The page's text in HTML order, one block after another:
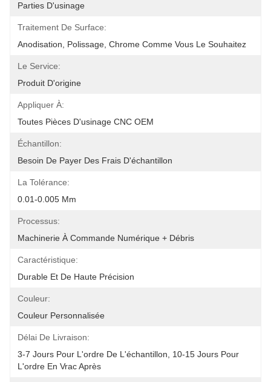
Parties D'usinage
Traitement De Surface:
Anodisation, Polissage, Chrome Comme Vous Le Souhaitez
Le Service:
Produit D'origine
Appliquer À:
Toutes Pièces D'usinage CNC OEM
Échantillon:
Besoin De Payer Des Frais D'échantillon
La Tolérance:
0.01-0.005 Mm
Processus:
Machinerie À Commande Numérique + Débris
Caractéristique:
Durable Et De Haute Précision
Couleur:
Couleur Personnalisée
Délai De Livraison:
3-7 Jours Pour L'ordre De L'échantillon, 10-15 Jours Pour
L'ordre En Vrac Après